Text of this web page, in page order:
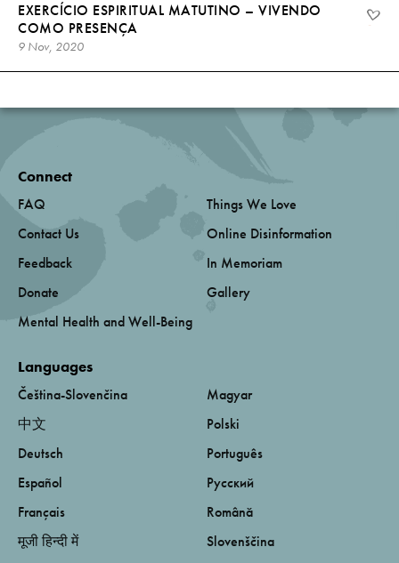
EXERCÍCIO ESPIRITUAL MATUTINO – VIVENDO
COMO PRESENÇA
9 Nov, 2020
Connect
FAQ
Contact Us
Feedback
Donate
Mental Health and Well-Being
Things We Love
Online Disinformation
In Memoriam
Gallery
Languages
Čeština-Slovenčina
中文
Deutsch
Español
Français
मूजी हिन्दी में
Magyar
Polski
Português
Русский
Română
Slovenščina